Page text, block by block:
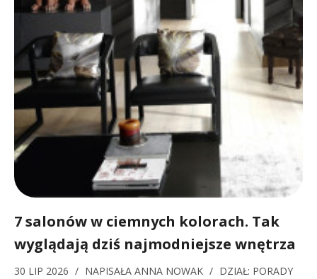
7 salonów w ciemnych kolorach. Tak
wyglądają dziś najmodniejsze wnętrza
30 LIP 2026 / NAPISAŁA ANNA NOWAK / DZIAŁ: PORADY